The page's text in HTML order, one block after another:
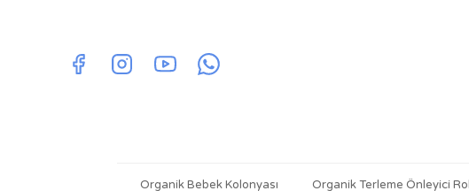
Organik Bebek Kolonyası Organik Terleme Önleyici